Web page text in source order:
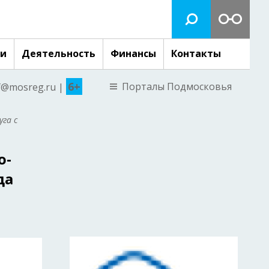
Деятельность Финансы Контакты
| 6+ Порталы Подмосковья
c